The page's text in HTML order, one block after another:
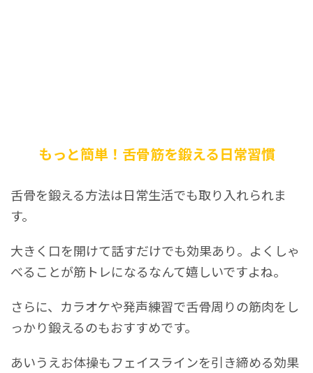
もっと簡単！舌骨筋を鍛える日常習慣
舌骨を鍛える方法は日常生活でも取り入れられま
す。
大きく口を開けて話すだけでも効果あり。よくしゃ
べることが筋トレになるなんて嬉しいですよね。
さらに、カラオケや発声練習で舌骨周りの筋肉をし
っかり鍛えるのもおすすめです。
あいうえお体操もフェイスラインを引き締める効果